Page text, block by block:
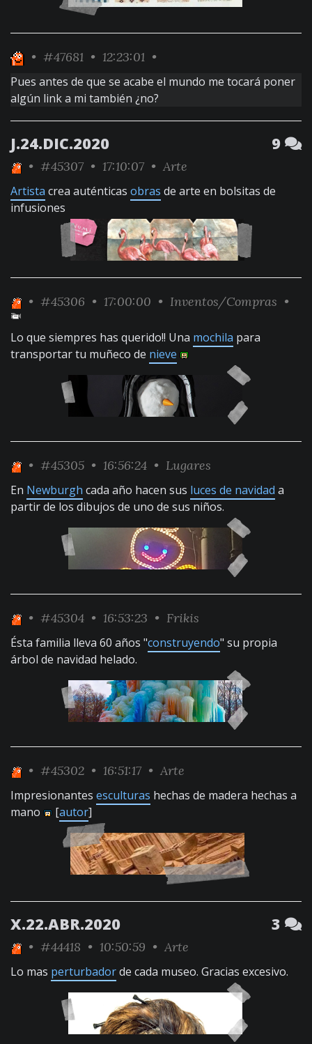
• #47681 • 12:23:01 •
Pues antes de que se acabe el mundo me tocará poner
algún link a mi también ¿no?
J.24.DIC.2020 9
• #45307 • 17:10:07 • Arte
Artista crea auténticas obras de arte en bolsitas de
infusiones
• #45306 • 17:00:00 • Inventos/Compras •
Lo que siempres has querido!! Una mochila para
transportar tu muñeco de nieve
• #45305 • 16:56:24 • Lugares
En Newburgh cada año hacen sus luces de navidad a
partir de los dibujos de uno de sus niños.
• #45304 • 16:53:23 • Frikis
Ésta familia lleva 60 años "construyendo" su propia
árbol de navidad helado.
• #45302 • 16:51:17 • Arte
Impresionantes esculturas hechas de madera hechas a
mano
[autor]
X.22.ABR.2020 3
• #44418 • 10:50:59 • Arte
Lo mas perturbadorde cada museo. Gracias excesivo.